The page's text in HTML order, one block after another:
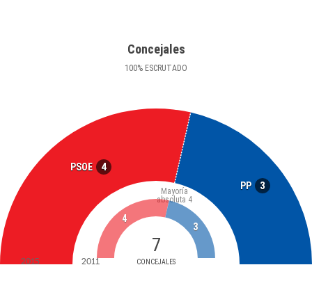
Concejales
100% ESCRUTADO
PSOE 4
PP 3
7
CONCEJALES
Mayoría
absoluta 4
4
3
2015 2011